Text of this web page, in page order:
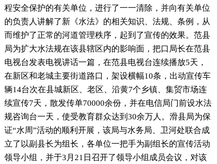
程安全保护的有关单位，进行了一一清除，并向有关单位
的负责人讲解了新《水法》的相关知识、法规、条例，从
而维护了正常的河道管理秩序，起到了宣传的效果。范县
局为扩大水法规在该县辖区内的影响面，把口局长在范县
电视台发表电视讲话一篇，在范县电视台连续播放5天，
在新区和老城主要街道路口，架设横幅10条，出动宣传车
辆14台次在县城新区、老区、沿黄7个乡镇、集贸市场连
续宣传7天，散发传单70000余份，并在电信局门前设水法
规咨询台一天，使受教育群众达到30余万人。滑县局为保
证“水周”活动的顺利开展，该局与水务局、卫河处联合成
立了以副县长为组长，各单位一把手为副组长的宣传活动
领导小组，并于3月21日召开了领导小组成员会议，对该